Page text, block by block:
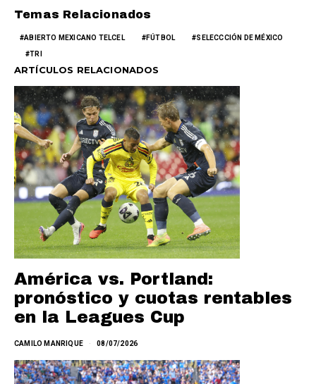
Temas Relacionados
ABIERTO MEXICANO TELCEL FÚTBOL SELECCCIÓN DE MÉXICO
TRI
ARTÍCULOS RELACIONADOS
América vs. Portland:
pronóstico y cuotas rentables
en la Leagues Cup
CAMILO MANRIQUE 08/07/2026